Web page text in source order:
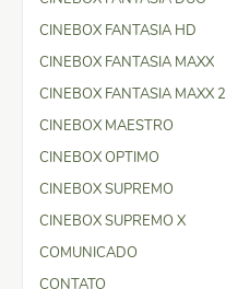
CINEBOX FANTASIA HD
CINEBOX FANTASIA MAXX
CINEBOX FANTASIA MAXX 2
CINEBOX MAESTRO
CINEBOX OPTIMO
CINEBOX SUPREMO
CINEBOX SUPREMO X
COMUNICADO
CONTATO